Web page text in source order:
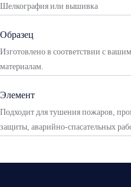
Шелкография или вышивка
Образец
Изготовлено в соответствии с
материалам.
Элемент
Подходит для тушения пожаров,
защиты, аварийно-спасательных